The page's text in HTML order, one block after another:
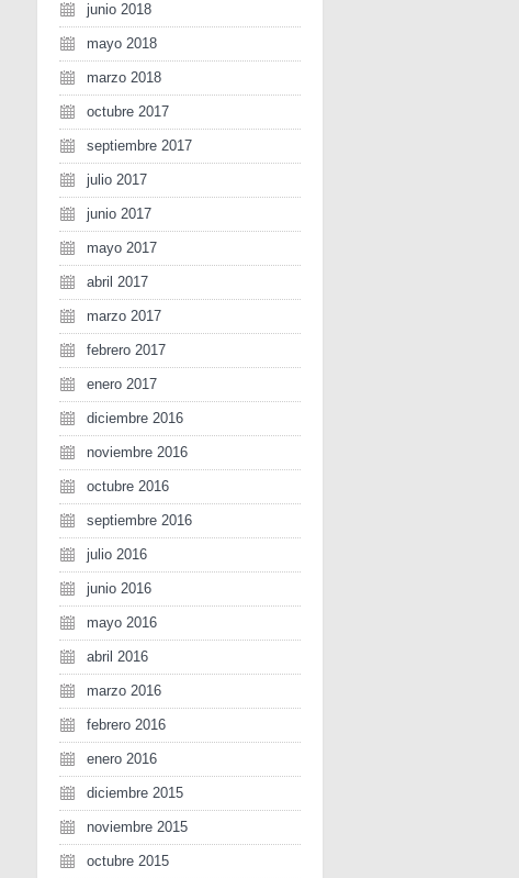
junio 2018
mayo 2018
marzo 2018
octubre 2017
septiembre 2017
julio 2017
junio 2017
mayo 2017
abril 2017
marzo 2017
febrero 2017
enero 2017
diciembre 2016
noviembre 2016
octubre 2016
septiembre 2016
julio 2016
junio 2016
mayo 2016
abril 2016
marzo 2016
febrero 2016
enero 2016
diciembre 2015
noviembre 2015
octubre 2015